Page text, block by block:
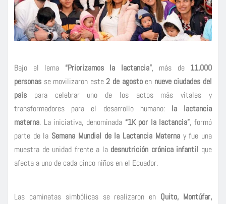
Bajo el lema “Priorizamos la lactancia”, más de 11.000
personas se movilizaron este2 de agostoen nueve ciudades del
país para celebrar uno de los actos más vitales y
transformadores para el desarrollo humano: la lactancia
materna. La iniciativa, denominada “1K por la lactancia”, formó
parte de la Semana Mundial de la Lactancia Maternay fue una
muestra de unidad frente a la desnutrición crónica infantil que
afecta a uno de cada cinco niños en el Ecuador.
Las caminatas simbólicas se realizaron en Quito, Montúfar,